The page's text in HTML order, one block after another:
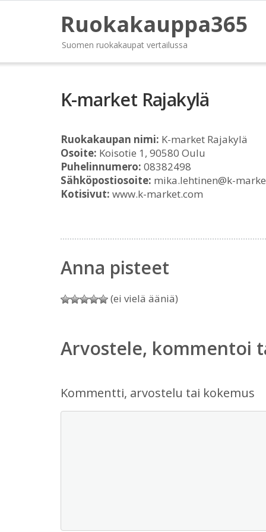
Ruokakauppa365
Suomen ruokakaupat vertailussa
K-market Rajakylä
Ruokakaupan nimi: K-market Rajakylä
Osoite: Koisotie 1, 90580 Oulu
Puhelinnumero: 08382498
Sähköpostiosoite: mika.lehtinen@k-
Kotisivut: www.k-market.com
Anna pisteet
(ei vielä ääniä)
Arvostele, kommentoi
Kommentti, arvostelu tai kokemus